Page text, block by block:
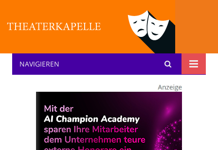
Theater: [KA] :pelle
NAVIGIEREN